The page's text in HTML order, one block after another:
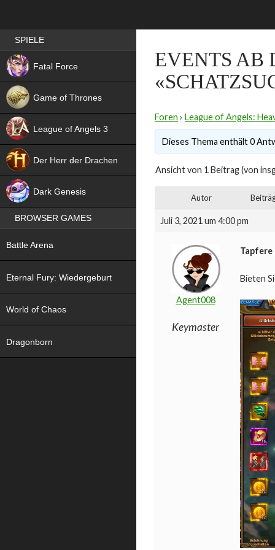
EVENTS AB
Foren › League of Angels:
Dieses Thema enthält 0
Ansicht von 1 Beitrag (von
Autor
Juli 3, 2021 um 4:00 pm
Agent008
Keymaster
Bieten
Best RPG games in Germany
SPIELE
Fatal Force
Game of Thrones
League of Angels 3
Der Herr der Drachen
Dark Genesis
BROWSER GAMES
Battle Arena
Eternal Fury: Wiedergeburt
World of Chaos
Dragonborn